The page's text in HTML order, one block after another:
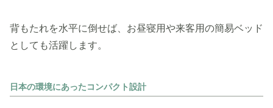
背もたれを水平に倒せば、お昼寝用や来客用の簡易ベッド
としても活躍します。
日本の環境にあったコンパクト設計